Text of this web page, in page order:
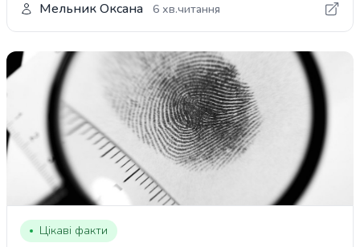
Мельник Оксана
6 хв.читання
Цікаві факти